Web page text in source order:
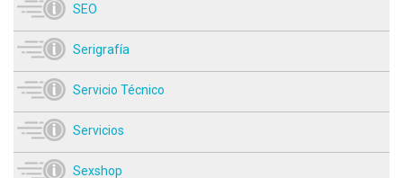
SEO
Serigrafía
Servicio Técnico
Servicios
Sexshop